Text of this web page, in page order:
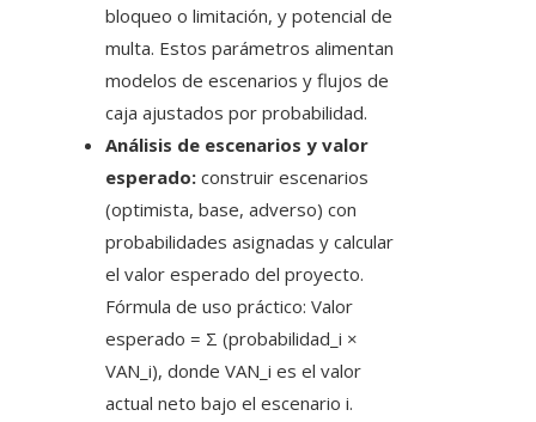
bloqueo o limitación, y potencial de
multa. Estos parámetros alimentan
modelos de escenarios y flujos de
caja ajustados por probabilidad.
Análisis de escenarios y valor
esperado: construir escenarios
(optimista, base, adverso) con
probabilidades asignadas y calcular
el valor esperado del proyecto.
Fórmula de uso práctico: Valor
esperado = Σ (probabilidad_i ×
VAN_i), donde VAN_i es el valor
actual neto bajo el escenario i.